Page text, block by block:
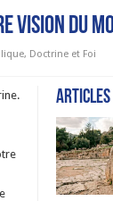
Vision du
, Doctrine et Foi
Articles